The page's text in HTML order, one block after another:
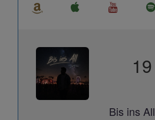
19
Bis ins All